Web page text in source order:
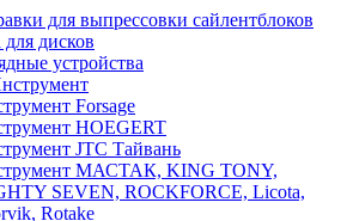
для выпрессовки сайлентблоков
дисков
устройства
Forsage
HOEGERT
JTC Тайвань
МАСТАК, KING TONY,
SEVEN, ROCKFORCE, Licota,
Rotake